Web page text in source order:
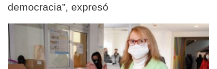
democracia”, expresó